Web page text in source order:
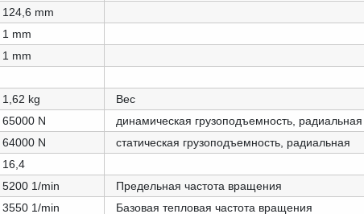
124,6 mm
1 mm
1 mm
1,62 kg
Вес
65000 N
динамическая грузоподъемность, радиальная
64000 N
статическая грузоподъемность, радиальная
16,4
5200 1/min
Предельная частота вращения
3550 1/min
Базовая тепловая частота вращения